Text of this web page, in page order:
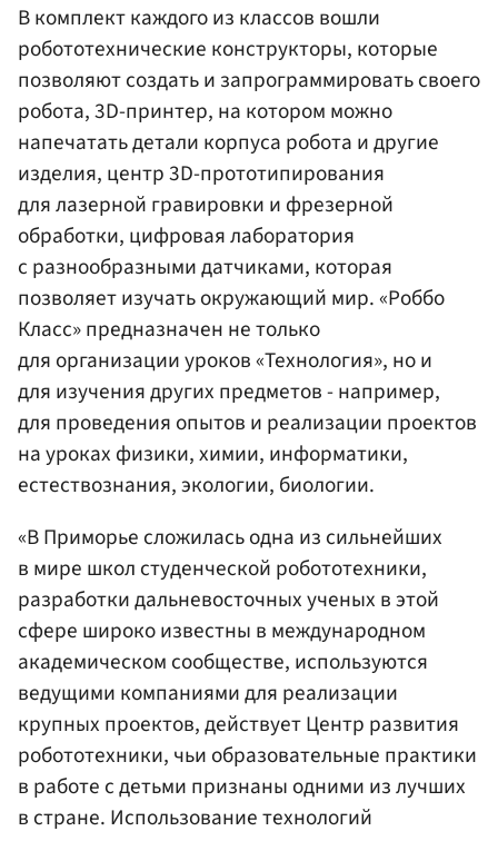
В комплект каждого из классов вошли
робототехнические конструкторы, которые
позволяют создать и запрограммировать своего
робота, 3D-принтер, на котором можно
напечатать детали корпуса робота и другие
изделия, центр 3D-прототипирования
для лазерной гравировки и фрезерной
обработки, цифровая лаборатория
с разнообразными датчиками, которая
позволяет изучать окружающий мир. «Роббо
Класс» предназначен не только
для организации уроков «Технология», но и
для изучения других предметов - например,
для проведения опытов и реализации проектов
на уроках физики, химии, информатики,
естествознания, экологии, биологии.
«В Приморье сложилась одна из сильнейших
в мире школ студенческой робототехники,
разработки дальневосточных ученых в этой
сфере широко известны в международном
академическом сообществе, используются
ведущими компаниями для реализации
крупных проектов, действует Центр развития
робототехники, чьи образовательные практики
в работе с детьми признаны одними из лучших
в стране. Использование технологий